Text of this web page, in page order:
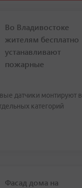
Во Владивостоке
жителям бесплатно
устанавливают
пожарные
датчики монтируют в
категорий
Фасад дома на